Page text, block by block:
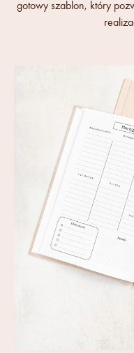
gotowy szablon, który